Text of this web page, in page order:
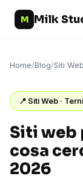
M Milk
Home/Blog/Siti Web
📍 Siti Web · Terni
Siti web
cosa
2026